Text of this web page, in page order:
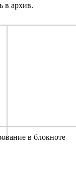
в архив.
в блокноте